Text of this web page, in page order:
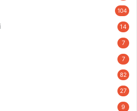
104
14
7
7
82
27
9